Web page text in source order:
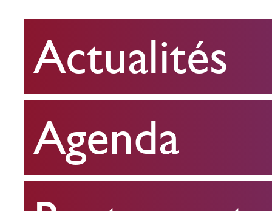
Actualités
Agenda
Restaurant
scolaire
Actualités
Agenda